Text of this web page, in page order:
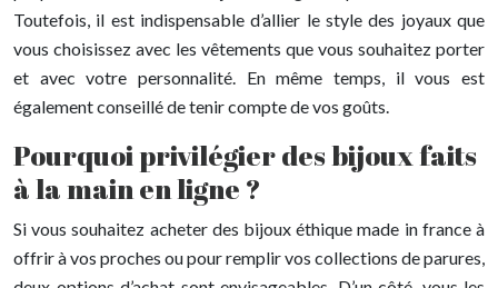
Toutefois, il est indispensable d’allier le style des joyaux que
vous choisissez avec les vêtements que vous souhaitez porter
et avec votre personnalité. En même temps, il vous est
également conseillé de tenir compte de vos goûts.
Pourquoi privilégier des bijoux faits
à la main en ligne ?
Si vous souhaitez acheter des bijoux éthique made in france à
offrir à vos proches ou pour remplir vos collections de parures,